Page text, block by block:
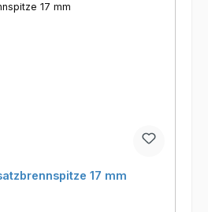
17 mm